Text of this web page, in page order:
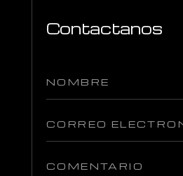
Contactanos